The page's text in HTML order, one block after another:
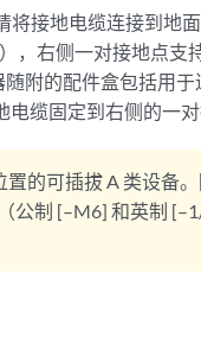
将接地电缆连接到地
，右侧一对接地点支
附的配件盒包括用
缆固定到右侧的一对
的可插拔 A 类设备
公制 [–M6] 和英制